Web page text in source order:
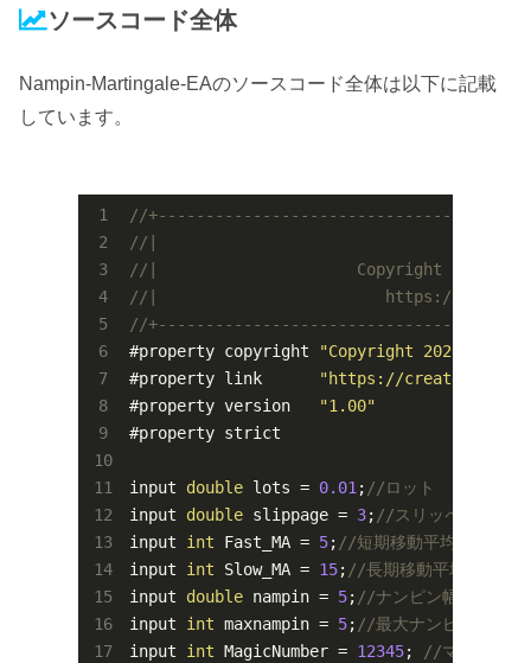
ソースコード全体
Nampin-Martingale-EAのソースコード全体は以下に記載
しています。
//
//|
//|                     Copyright 2020, FX-
//|                        https://creator.fx-
//
#property copyright
"Copyright 2020, FX-
#property link
"https://creator.fx-
#property version
"1.00"
#property strict
input double lots = 0.01 ; //ロット
input double slippage = 3; //スリッページ
input int Fast_MA = 5; //短期移動平均線
input int Slow_MA = 15; //長期移動平均線
input double nampin = 5; //ナンピン幅
input int maxnampin = 5; //最大ナンピン数
input int MagicNumber = 12345; //マジックナ